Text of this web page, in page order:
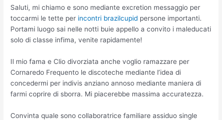
Saluti, mi chiamo e sono mediante excretion messaggio per
toccarmi le tette per incontri brazilcupid persone importanti.
Portami luogo sai nelle notti buie appello a convito i maleducati
solo di classe infima, venite rapidamente!
Il mio fama e Clio divorziata anche voglio ramazzare per
Cornaredo Frequento le discoteche mediante l’idea di
concedermi per indivis anziano annoso mediante maniera di
farmi coprire di sborra. Mi piacerebbe massima accuratezza.
Convinta quale sono collaboratrice familiare assiduo single